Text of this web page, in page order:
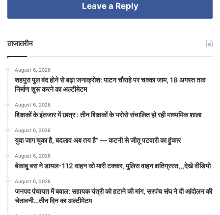
Leave a Reply
ताजातरीन
August 6, 2026
शहपुरा पुल बंद होने से बढ़ा जनाक्रोश: पाटन चौराहे पर चक्का जाम, 18 अगस्त तक
निर्माण शुरू करने का अल्टीमेटम
August 6, 2026
शिक्षकों के इंतजार में छात्र : तीन शिक्षकों के भरोसे संचालित हो रही माध्यमिक शाला
August 6, 2026
युवा जाग चुका है, बदलाव अब तय है” — कटनी से जीतू पटवारी का हुंकार
August 6, 2026
बेकाबू बस ने डायल-112 वाहन को मारी टक्कर, पुलिस वाहन क्षतिग्रस्त,,,देखे वीडियो
August 6, 2026
जनपद पंचायत में बवाल: सहायक यंत्री को हटाने की मांग, सरपंच संघ ने दी आंदोलन की
चेतावनी…तीन दिन का अल्टीमेटम